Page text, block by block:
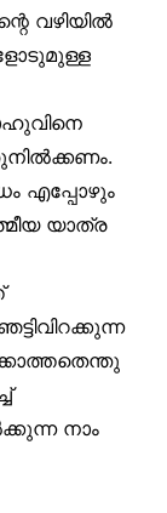
വഴിയിൽ
എപ്പോഴും
യാത്ര
നാം